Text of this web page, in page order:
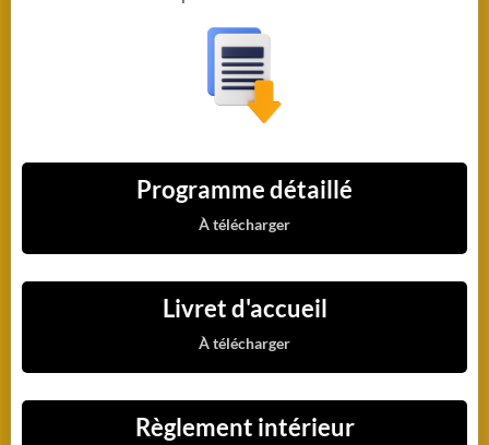
Programme détaillé
À télécharger
Livret d'accueil
À télécharger
Règlement intérieur